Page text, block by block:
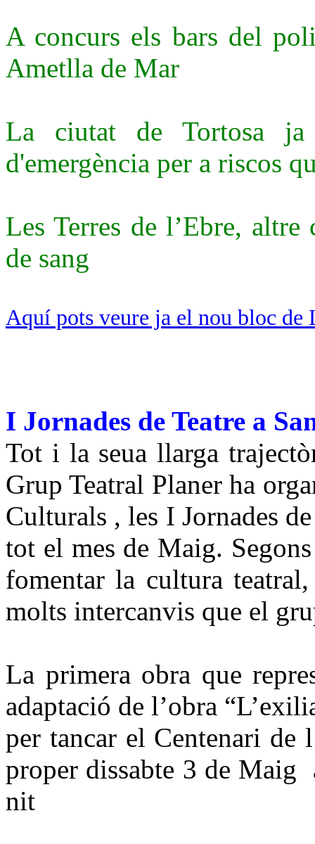
A concurs els bars del
Ametlla de Mar
La ciutat de Tortosa ja
d'emergència per a riscos
Les Terres de l’Ebre,
de sang
Aquí pots veure ja el nou bloc de
I Jornades de Teatre a
Tot i la seua llarga
Grup Teatral Planer ha
Culturals , les I Jornades
tot el mes de Maig.
fomentar la cultura
molts intercanvis que el
La primera obra que
adaptació de l’obra
per tancar el Centenari de
proper dissabte 3 de
nit